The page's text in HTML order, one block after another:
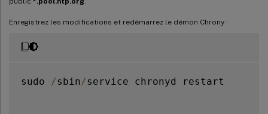
Enregistrez les modifications et redémarrez le démon Chrony :
sudo /sbin/service chronyd restart